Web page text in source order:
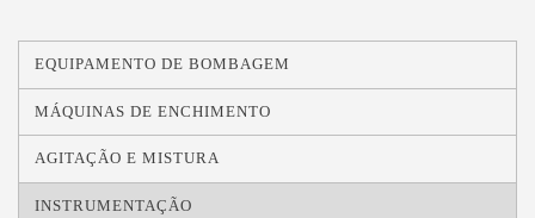
EQUIPAMENTO DE BOMBAGEM
MÁQUINAS DE ENCHIMENTO
AGITAÇÃO E MISTURA
INSTRUMENTAÇÃO